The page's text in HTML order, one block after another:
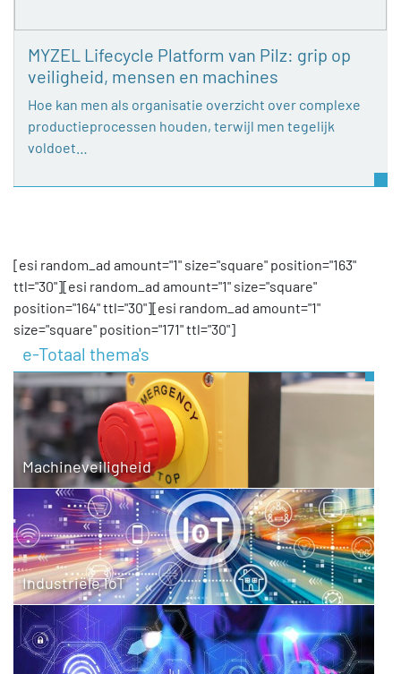
MYZEL Lifecycle Platform van Pilz: grip op
veiligheid, mensen en machines
Hoe kan men als organisatie overzicht over complexe
productieprocessen houden, terwijl men tegelijk
voldoet…
[esi random_ad amount="1" size="square" position="163"
ttl="30"][esi random_ad amount="1" size="square"
position="164" ttl="30"][esi random_ad amount="1"
size="square" position="171" ttl="30"]
e-Totaal thema's
Machineveiligheid
Industriële IoT